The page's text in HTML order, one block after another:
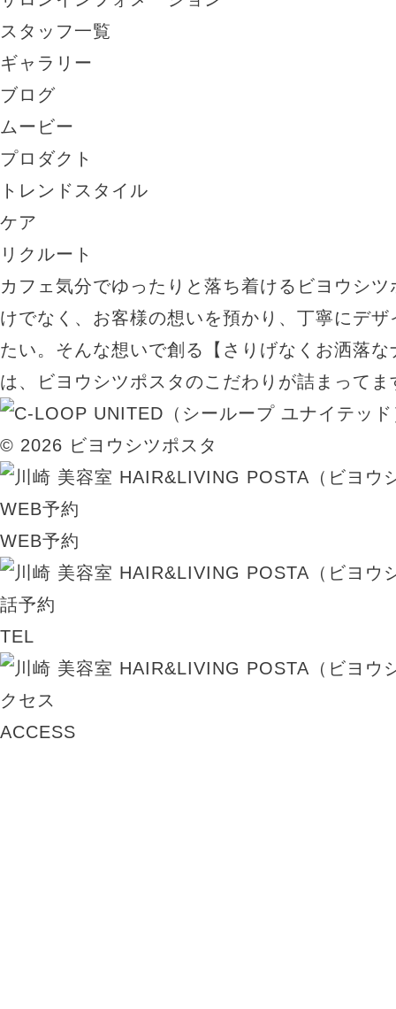
スタッフ一覧
ギャラリー
ブログ
ムービー
プロダクト
トレンドスタイル
ケア
リクルート
カフェ気分でゆったりと落ち着けるビヨウシ
けでなく、お客様の想いを預かり、丁寧にデ
たい。そんな想いで創る【さりげなくお洒落
は、ビヨウシツポスタのこだわりが詰まってま
© 2026 ビヨウシツポスタ
WEB予約
TEL
ACCESS